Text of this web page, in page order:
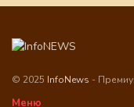
© 2025 InfoNews -
Меню